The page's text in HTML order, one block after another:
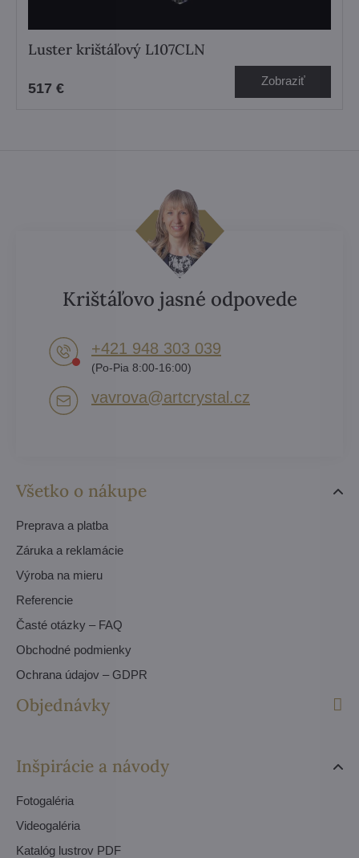
Luster krištáľový L107CLN
517 € Zobraziť
Všetko o nákupe
Preprava a platba
Záruka a reklamácie
Výroba na mieru
Referencie
Časté otázky – FAQ
Obchodné podmienky
Ochrana údajov – GDPR
Objednávky
Inšpirácie a návody
Fotogaléria
Videogaléria
Katalóg lustrov PDF
Krištáľovo jasné odpovede
+421 948 303 039
(Po-Pia 8:00-16:00)
vavrova​@artcrystal​.cz